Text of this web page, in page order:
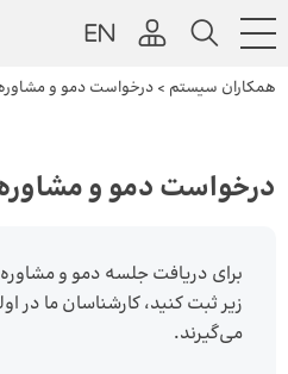
همکاران سیستم > درخواست دمو و مشاوره
درخواست دمو و مشاوره
برای دریافت جلسه دمو و مشاوره
زیر ثبت کنید، کارشناسان ما در
می‌گیرند.